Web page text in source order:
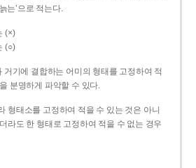
는’으로 적는다.
(×)
(○)
거기에 결합하는 어미의 형태를 고정하여 적
분명하게 파악할 수 있다.
형태소를 고정하여 적을 수 있는 것은 아니
라도 한 형태로 고정하여 적을 수 없는 경우